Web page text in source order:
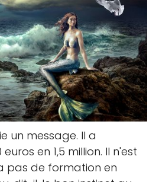
un message. Il a
en 1,5 million. Il n'est
pas de formation en